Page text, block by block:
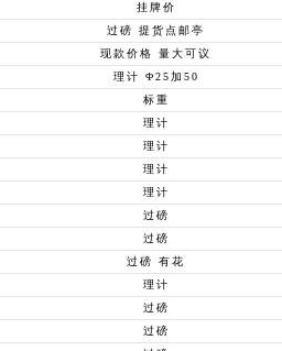
挂牌价
过磅 提货点邮亭
现款价格 量大可议
理计 Φ25加50
标重
理计
理计
理计
理计
过磅
过磅
过磅 有花
理计
过磅
过磅